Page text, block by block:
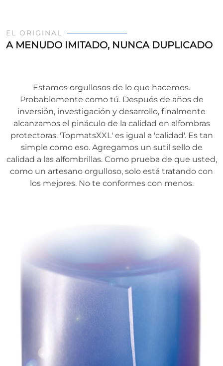
EL ORIGINAL
A MENUDO IMITADO, NUNCA DUPLICADO
Estamos orgullosos de lo que hacemos.
Probablemente como tú. Después de años de
inversión, investigación y desarrollo, finalmente
alcanzamos el pináculo de la calidad en alfombras
protectoras. 'TopmatsXXL' es igual a 'calidad'. Es tan
simple como eso. Agregamos un sutil sello de
calidad a las alfombrillas. Como prueba de que usted,
como un artesano orgulloso, solo está tratando con
los mejores. No te conformes con menos.